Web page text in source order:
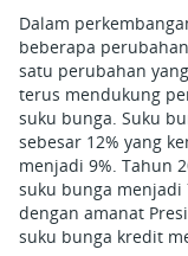
Dalam
beberapa
satu perubahan
terus mendukung
suku bunga. Suku
sebesar 12% yang
menjadi 9%. Tahun
suku bunga menjadi
dengan amanat
suku bunga kredit